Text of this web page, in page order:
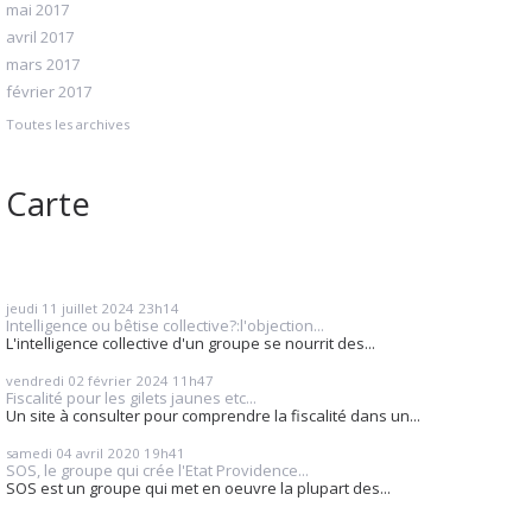
mai 2017
avril 2017
mars 2017
février 2017
Toutes les archives
Carte
jeudi 11 juillet 2024 23h14
Intelligence ou bêtise collective?:l'objection...
L'intelligence collective d'un groupe se nourrit des...
vendredi 02 février 2024 11h47
Fiscalité pour les gilets jaunes etc...
Un site à consulter pour comprendre la fiscalité dans un...
samedi 04 avril 2020 19h41
SOS, le groupe qui crée l'Etat Providence...
SOS est un groupe qui met en oeuvre la plupart des...